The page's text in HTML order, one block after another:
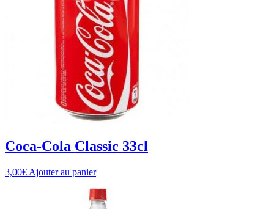
Coca-Cola Classic 33cl
3,00€ Ajouter au panier